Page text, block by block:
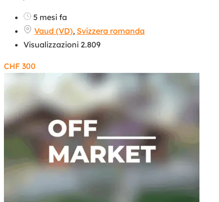
5 mesi fa
Vaud (VD), Svizzera romanda
Visualizzazioni 2.809
CHF 300